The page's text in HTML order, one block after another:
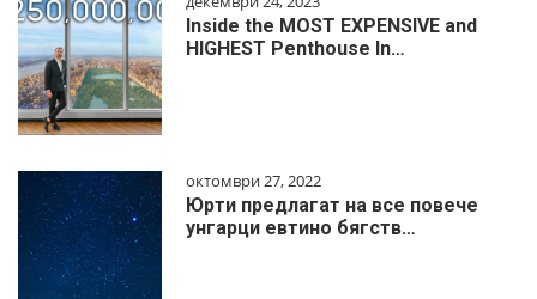
Inside the MOST EXPENSIVE and
HIGHEST Penthouse In…
октомври 27, 2022
Юрти предлагат на все повече
унгарци евтино бягств…